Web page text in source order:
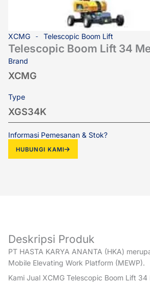
XCMG Telescopic Boom Lift
Telescopic Boom Lift 34
Brand
XCMG
Type
XGS34K
Informasi Pemesanan & Stok?
HUBUNGI KAMI
Deskripsi Produk
PT HASTA KARYA ANANTA (HKA)
Mobile Elevating Work Platform (MEWP).
Kami Jual XCMG Telescopic Boom Lift